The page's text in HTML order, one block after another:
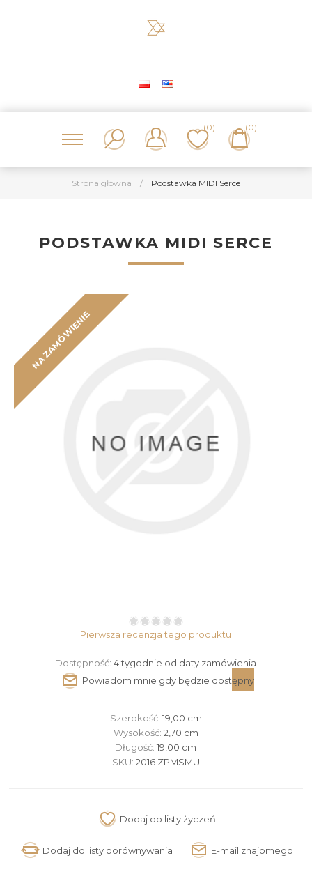
(0) (0)
Strona główna / Podstawka MIDI Serce
PODSTAWKA MIDI SERCE
NA ZAMÓWIENIE
Pierwsza recenzja tego produktu
Dostępność: 4 tygodnie od daty zamówienia
Szerokość: 19,00 cm
Wysokość: 2,70 cm
Długość:19,00 cm
SKU: 2016 ZPMSMU